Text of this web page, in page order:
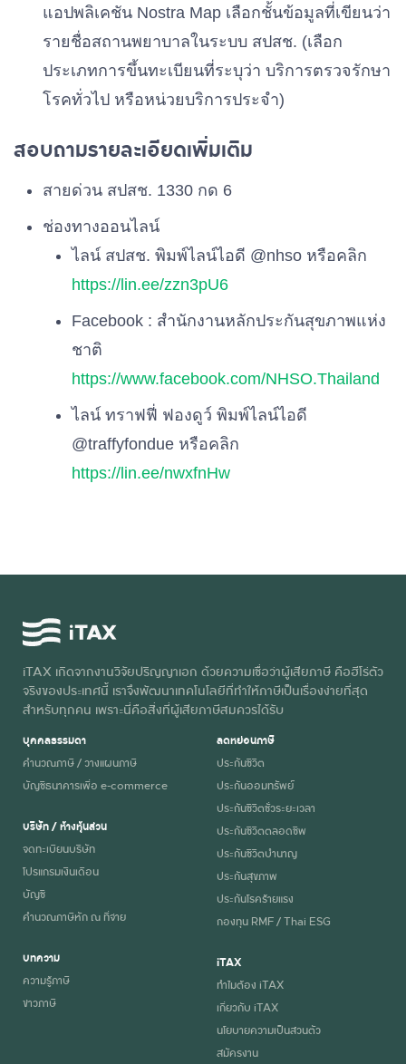
แอปพลิเคชัน Nostra Map เลือกชั้นข้อมูลที่เขียนว่า
รายชื่อสถานพยาบาลในระบบ สปสช. (เลือก
ประเภทการขึ้นทะเบียนที่ระบุว่า บริการตรวจรักษา
โรคทั่วไป หรือหน่วยบริการประจำ)
สอบถามรายละเอียดเพิ่มเติม
สายด่วน สปสช. 1330 กด 6
ช่องทางออนไลน์
ไลน์ สปสช. พิมพ์ไลน์ไอดี @nhso หรือคลิก
https://lin.ee/zzn3pU6
Facebook : สำนักงานหลักประกันสุขภาพแห่ง
ชาติ
https://www.facebook.com/NHSO.Thailand
ไลน์ ทราฟฟี่ ฟองดูว์ พิมพ์ไลน์ไอดี
@traffyfondue หรือคลิก
https://lin.ee/nwxfnHw
iTAX เกิดจากงานวิจัยปริญญาเอก ด้วยความเชื่อว่าผู้เสียภาษี คือฮีโร่ตัว
จริงของประเทศนี้ เราจึงพัฒนาเทคโนโลยีที่ทำให้ภาษีเป็นเรื่องง่ายที่สุด
สำหรับทุกคน เพราะนี่คือสิ่งที่ผู้เสียภาษีสมควรได้รับ
บุคคลธรรมดา
คำนวณภาษี / วางแผนภาษี
บัญชีธนาคารเพื่อ e-commerce
บริษัท / ห้างหุ้นส่วน
จดทะเบียนบริษัท
โปรแกรมเงินเดือน
บัญชี
คำนวณภาษีหัก ณ ที่จ่าย
บทความ
ความรู้ภาษี
ข่าวภาษี
ลดหย่อนภาษี
ประกันชีวิต
ประกันออมทรัพย์
ประกันชีวิตชั่วระยะเวลา
ประกันชีวิตตลอดชีพ
ประกันชีวิตบำนาญ
ประกันสุขภาพ
ประกันโรคร้ายแรง
กองทุน RMF / Thai ESG
iTAX
ทำไมต้อง iTAX
เกี่ยวกับ iTAX
นโยบายความเป็นส่วนตัว
สมัครงาน